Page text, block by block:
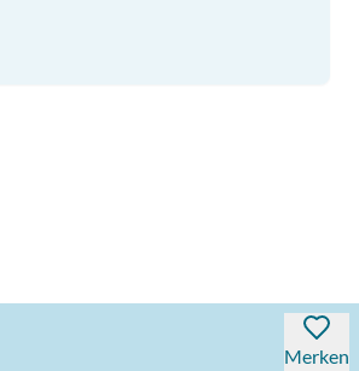
Merken